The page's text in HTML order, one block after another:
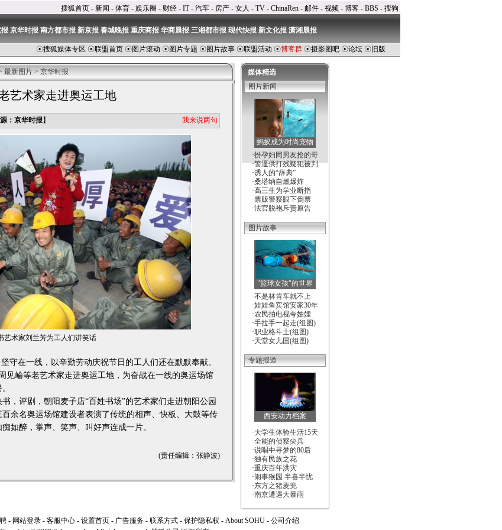
搜狐首页 - 新闻 - 体育 - 娱乐圈 - 财经 - IT- 汽车 - 房产 - 女人 - TV - ChinaRen - 邮件 - 视频 - 博客 - BBS - 搜狗
京华时报 南方都市报 新京报 春城晚报 重庆商报 华商晨报 三湘都市报 现代快报 新文化报 潇湘晨报
☉搜狐媒体专区 ☉联盟首页 ☉图片滚动 ☉图片专题 ☉图片故事 ☉联盟活动 ☉博客群 ☉摄影图吧 ☉论坛 ☉ 旧版
最新图片>京华时报
艺术家走进奥运工地
：京华时报】 我来说两句
艺术家刘兰芳为工人们讲笑话
在一线，以辛勤劳动庆祝节日的工人们还在默默奉献。
见崘等老艺术家走进奥运工地，为奋战在一线的奥运场馆
评剧，朝阳麦子店“百姓书场”的艺术家们走进朝阳公园
余名奥运场馆建设者表演了传统的相声、快板、大鼓等传
如醉，掌声、笑声、叫好声连成一片。
(责任编辑：张静波)
媒体精选
图片新闻
蚂蚁成为时尚宠物
·扮孕妇同男友抢的哥
·警逼供打残疑犯被判
·诱人的“辞典”
·桑塔纳自燃爆炸
·高三生为学业断指
·票贩警察眼下倒票
·法官脱袍斥责原告
图片故事
"篮球女孩"的世界
·不是林肯车就不上
·娃娃鱼宾馆安家30年
·农民拍电视夸妯娌
·手拉手一起走(组图)
·职业格斗士(组图)
·天堂女儿国(组图)
专题报道
西安动力档案
·大学生体验生活15天
·全能的侦察尖兵
·说唱中寻梦的80后
·独有民族之花
·重庆百年洪灾
·闹事猴园 半喜半忧
·东方之猪麦兜
·南京遭遇大暴雨
- 网站登录 - 客服中心 - 设置首页 - 广告服务 - 联系方式 - 保护隐私权 - About SOHU - 公司介绍